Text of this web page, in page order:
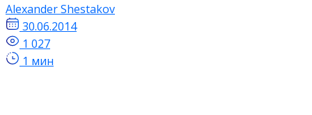
Alexander Shestakov
30.06.2014
1 027
1 мин